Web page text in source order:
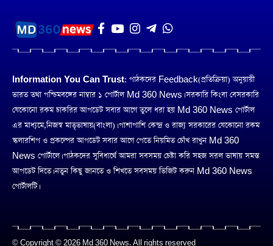
Information You Can Trust: পাঠকদের Feedback(প্রতিক্রিয়া) অনুয়ায়ী
ভারত তথা পশ্চিমবঙ্গের নাম্বার ১ পোর্টাল Md 360 News। সরকারি কিংবা বেসরকারি
যেকোনো রকম চাকরির আপডেট সবার আগে তুলে ধরা হয় Md 360 News পোর্টাল
এর মাধ্যমে,নিজস্ব মাতৃভাষায়(বাংলা)। পাশাপাশি কেন্দ্র ও রাজ্য সরকারের যেকোনো রকম
স্কলারশিপ ও প্রকল্পের আপডেট সবার আগে পেতে নিয়মিত চোঁখ রাখুন Md 360
News পোর্টালে। পাঠকদের সুবিধার্থে আমরা সবসময় চেষ্টা করি সহজ সরল ভাষায় সমস্ত
আপডেট দিতে। নতুন কিছু জানতে ও শিখতে সবসময় ভিজিট করুন Md 360 News
পোর্টালটি।
© Copyright © 2026 Md 360 News. All rights reserved